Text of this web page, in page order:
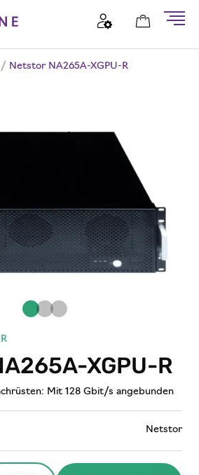
/ Netstor NA265A-XGPU-R
XGPU-R
Mit 128 Gbit/s angebunden
Netstor